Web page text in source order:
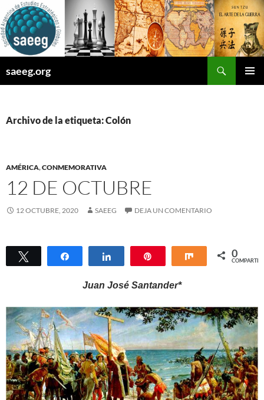
Saltar
al
contenido
saeeg.org
Archivo de la etiqueta: Colón
AMÉRICA,CONMEMORATIVA
12 DE OCTUBRE
12 OCTUBRE, 2020 SAEEG DEJA UN COMENTARIO
Twittear Compartir Compartir Compartir
0
COMPARTIR
Juan José Santander*